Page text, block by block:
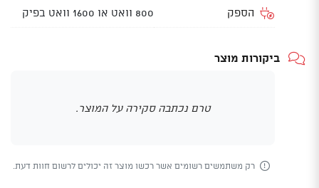
הספק 800 וואט או 1600 וואט בפיק
ביקורות מוצר
טרם נכתבה סקירה על המוצר.
רק משתמשים רשומים אשר רכשו מוצר זה יכולים לרשום חוות דעת.